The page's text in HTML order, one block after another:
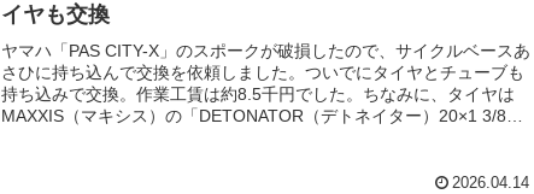
イヤも交換
ヤマハ「PAS CITY-X」のスポークが破損したので、サイクルベースあ
さひに持ち込んで交換を依頼しました。ついでにタイヤとチューブも
持ち込みで交換。作業工賃は約8.5千円でした。ちなみに、タイヤは
MAXXIS（マキシス）の「DETONATOR（デトネイター）20×1 3/8
2026.04.14